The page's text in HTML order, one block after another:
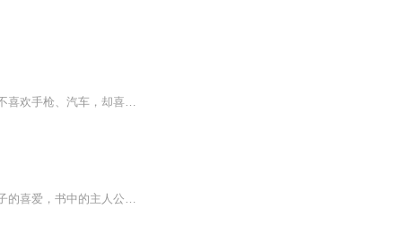
《总有一天会长大》讲的是一个名叫约根的小男孩的故事。约根自卑又胆小，他像个女孩，不喜欢手枪、汽车，却喜欢洋娃娃。玛丽亚是他最要好的朋友，胆子很大，喜欢玩男孩们的东西。书里还有马丁、西里、卡琳、埃尔泽、安妮、埃娃等人物，马丁总是欺负约根，也看不起女孩子。直到有一天，玛丽亚和约根帮他找到了丢失的自行车，他才接纳了他们。故事的最后，玛丽亚和约根爬上了一座巨大的岩石，约根看到太阳从地平线上升起，他坚信自己总有一天会长大。
《总有一天会长大》是作者蒿根根据自身成长经历所创作的，甫一出版便受到了世界各地孩子的喜爱，书中的主人公是一位瘦小、敏感而又胆小的男孩约根，他并不像其他男孩一样喜欢手枪、汽车，却喜欢洋娃娃。他在成长过程中遭受了嘲笑与区别对待，约根迫切希望...